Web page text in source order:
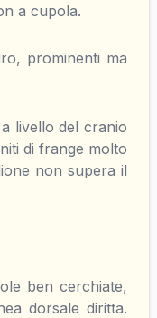
a cupola.
prominenti ma
livello del cranio
di frange molto
non supera il
ben cerchiate,
dorsale diritta.